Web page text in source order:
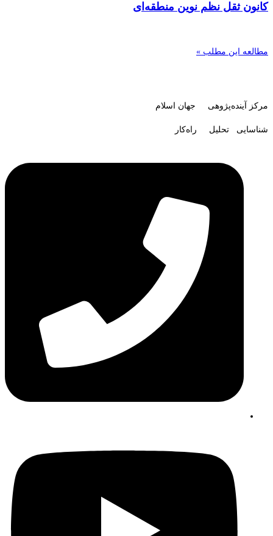
کانون ثقل نظم نوین منطقه‌ای
مطالعه این مطلب »
مرکز آینده‌پژوهی جهان اسلام
شناسایی تحلیل راه‌کار